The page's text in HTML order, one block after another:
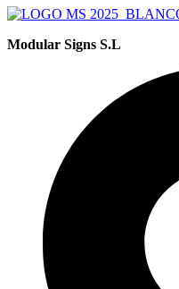
Modular Signs S.L